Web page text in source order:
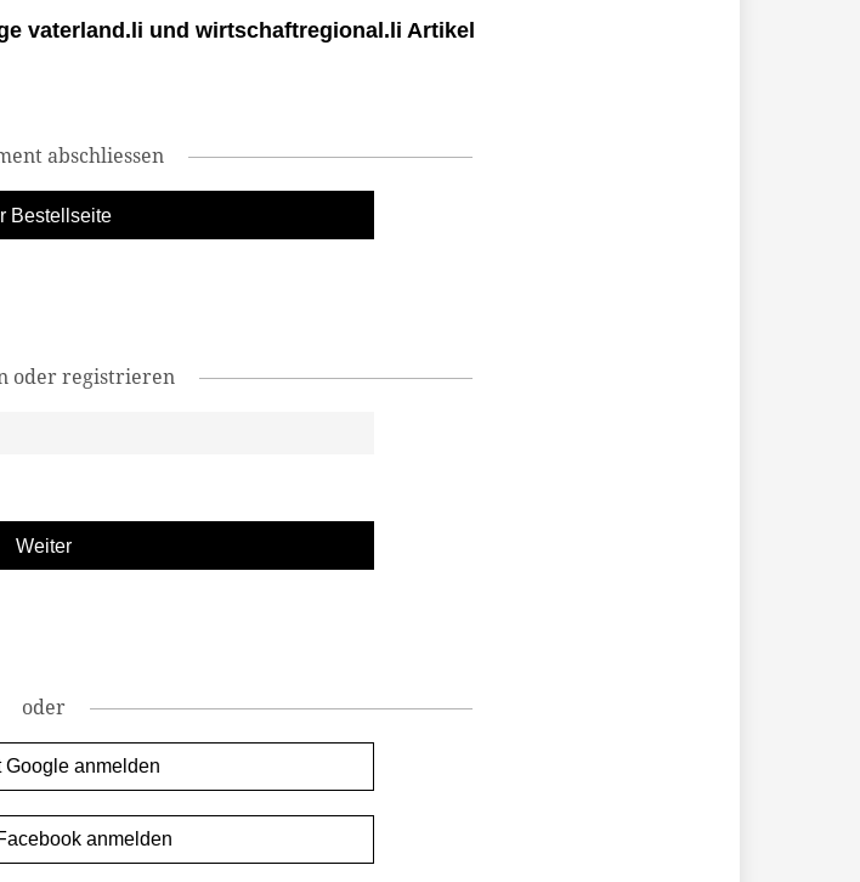
vaterland.li und wirtschaftregional.li Artikel
abschliessen
Bestellseite
oder registrieren
oder
Google anmelden
anmelden